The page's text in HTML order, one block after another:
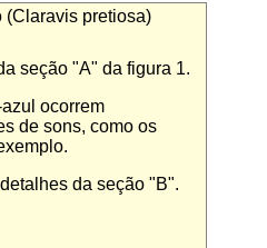
seção "A" da figura 1.
ocorrem
de sons, como os
da seção "B".